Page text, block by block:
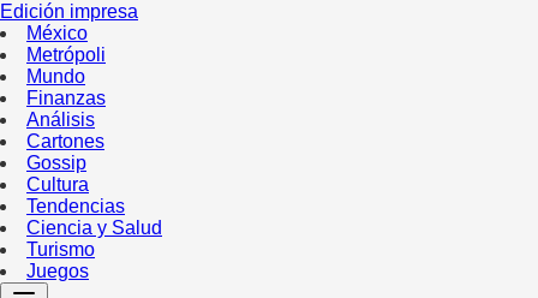
Edición impresa
México
Metrópoli
Mundo
Finanzas
Análisis
Cartones
Gossip
Cultura
Tendencias
Ciencia y Salud
Turismo
Juegos